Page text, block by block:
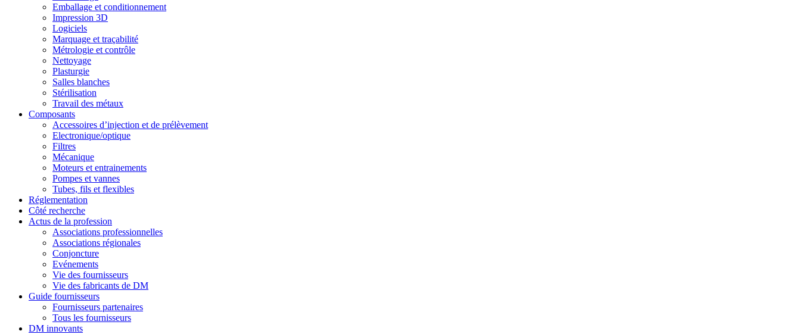
Emballage et conditionnement
Impression 3D
Logiciels
Marquage et traçabilité
Métrologie et contrôle
Nettoyage
Plasturgie
Salles blanches
Stérilisation
Travail des métaux
Composants
Accessoires d’injection et de prélèvement
Electronique/optique
Filtres
Mécanique
Moteurs et entrainements
Pompes et vannes
Tubes, fils et flexibles
Réglementation
Côté recherche
Actus de la profession
Associations professionnelles
Associations régionales
Conjoncture
Evénements
Vie des fournisseurs
Vie des fabricants de DM
Guide fournisseurs
Fournisseurs partenaires
Tous les fournisseurs
DM innovants